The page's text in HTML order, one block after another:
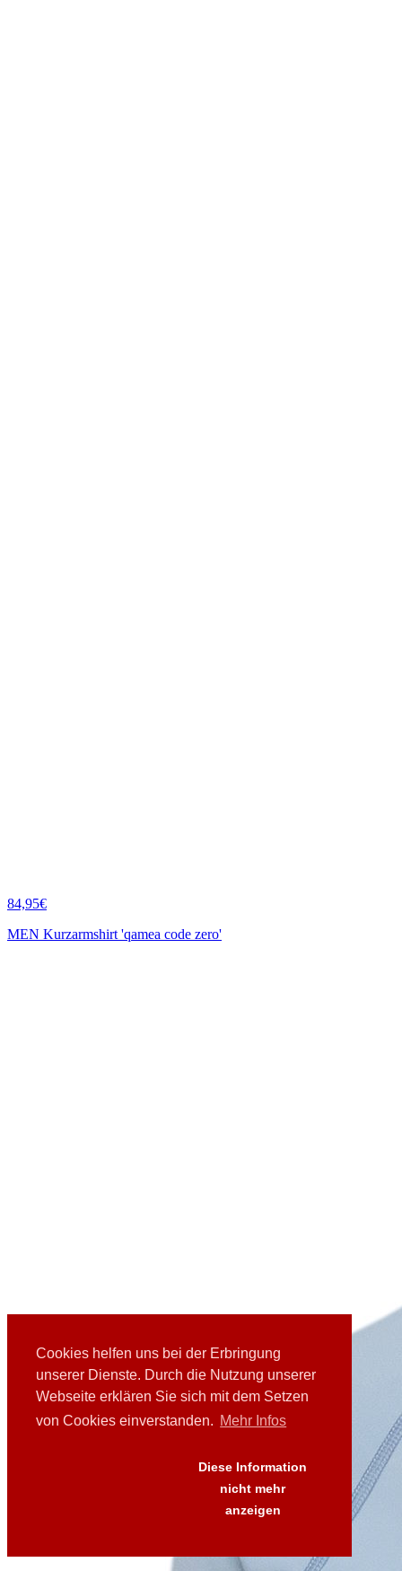
Cookies helfen uns bei der Erbringung
unserer Dienste. Durch die Nutzung unserer
Webseite erklären Sie sich mit dem Setzen
von Cookies einverstanden. Mehr Infos
Diese Information
nicht mehr
anzeigen
84,95€
MEN Kurzarmshirt 'qamea code zero'